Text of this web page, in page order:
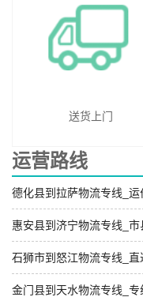
送货上门
运营路线
德化县到拉萨物流专线_运
惠安县到济宁物流专线_市
石狮市到怒江物流专线_直
金门县到天水物流专线_专